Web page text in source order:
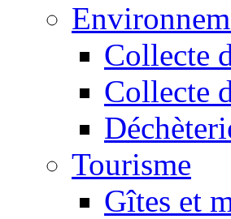
Collecte
Collecte
Tourisme
Gîtes et